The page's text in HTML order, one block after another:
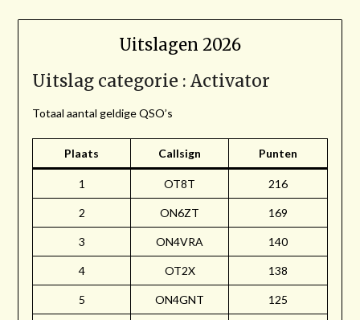
Uitslagen 2026
Uitslag categorie : Activator
Totaal aantal geldige QSO’s
Plaats Callsign Punten
1 OT8T 216
2 ON6ZT 169
3 ON4VRA 140
4 OT2X 138
5 ON4GNT 125